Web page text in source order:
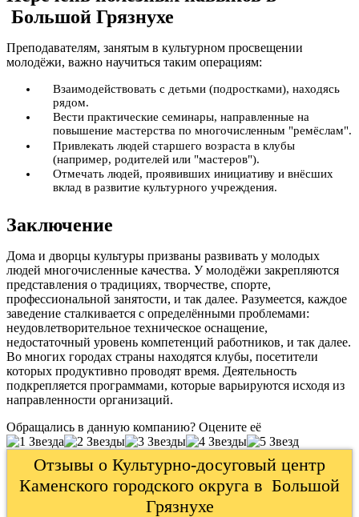
Большой Грязнухе
Преподавателям, занятым в культурном просвещении
молодёжи, важно научиться таким операциям:
Взаимодействовать с детьми (подростками), находясь
рядом.
Вести практические семинары, направленные на
повышение мастерства по многочисленным "ремёслам".
Привлекать людей старшего возраста в клубы
(например, родителей или "мастеров").
Отмечать людей, проявивших инициативу и внёсших
вклад в развитие культурного учреждения.
Заключение
Дома и дворцы культуры призваны развивать у молодых
людей многочисленные качества. У молодёжи закрепляются
представления о традициях, творчестве, спорте,
профессиональной занятости, и так далее. Разумеется, каждое
заведение сталкивается с определёнными проблемами:
неудовлетворительное техническое оснащение,
недостаточный уровень компетенций работников, и так далее.
Во многих городах страны находятся клубы, посетители
которых продуктивно проводят время. Деятельность
подкрепляется программами, которые варьируются исходя из
направленности организаций.
Обращались в данную компанию? Оцените её
Отзывы о Культурно-досуговый центр
Каменского городского округа в Большой
Грязнухе